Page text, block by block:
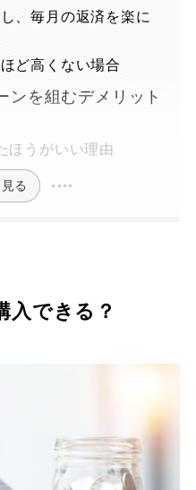
、毎月の返済を楽に
ど高くない場合
ンを組むデメリット
ほうがいい理由
る
入できる？